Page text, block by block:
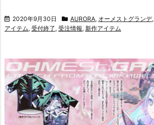
2020年9月30日 AURORA, オーメストグランデ,
アイテム, 受付終了 , 受注情報, 新作アイテム